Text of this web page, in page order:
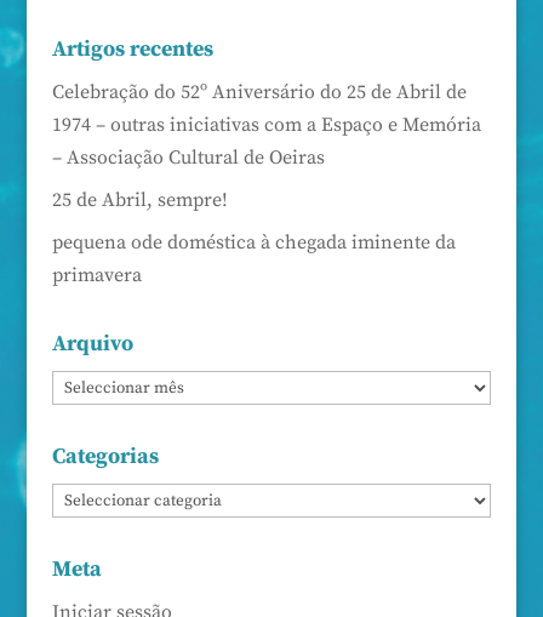
Artigos recentes
Celebração do 52º Aniversário do 25 de Abril de
1974 – outras iniciativas com a Espaço e Memória
– Associação Cultural de Oeiras
25 de Abril, sempre!
pequena ode doméstica à chegada iminente da
primavera
Arquivo
Categorias
Meta